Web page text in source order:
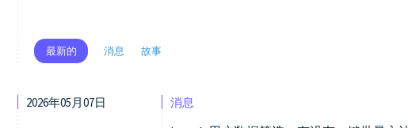
最新的 消息 故事
2026年05月07日 消息